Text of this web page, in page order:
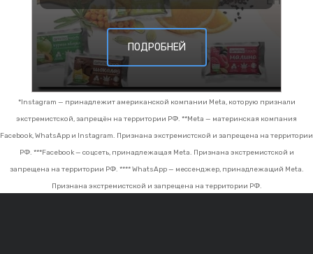
ПОДРОБНЕЙ
*Instagram — принадлежит американской компании Meta, которую признали
экстремистской, запрещён на территории РФ. **Meta — материнская компания
Facebook, WhatsApp и Instagram. Признана экстремистской и запрещена на территории
РФ. ***Facebook — соцсеть, принадлежащая Meta. Признана экстремистской и
запрещена на территории РФ. **** WhatsApp — мессенджер, принадлежащий Meta.
Признана экстремистской и запрещена на территории РФ.